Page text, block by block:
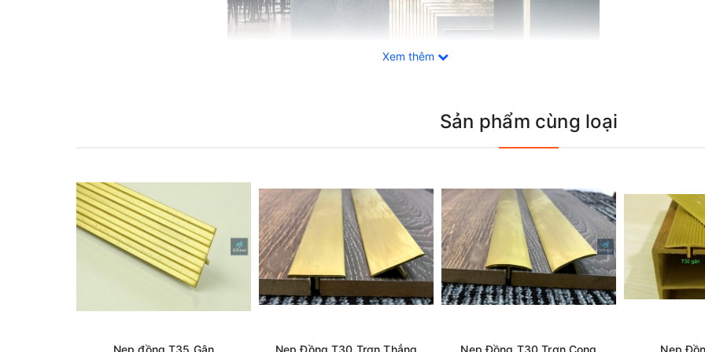
Xem thêm
Sản phẩm cùng loại
Nẹp đồng T35 Gân Nẹp Đồng T30 Trơn Thẳng Nẹp Đồng T30 Trơn Cong Nẹp